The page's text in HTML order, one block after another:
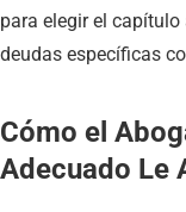
para elegir el
deudas específicas
Cómo el
Adecuado Le